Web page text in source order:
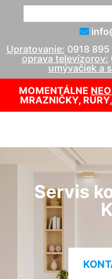
Upratovanie: 0918 895
oprava televízorov:
umývačiek a
MOMENTÁLNE
MRAZNIČKY,
Servis